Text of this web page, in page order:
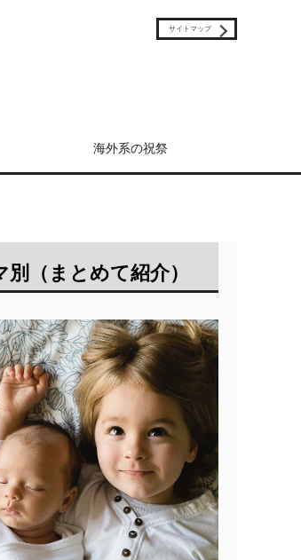
サイトマップ
海外系の祝祭
別（まとめて紹介）